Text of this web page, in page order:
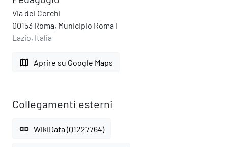
Via dei Cerchi
00153 Roma, Municipio Roma I
Lazio, Italia
map Aprire su Google Maps
Collegamenti esterni
link WikiData (Q1227764)